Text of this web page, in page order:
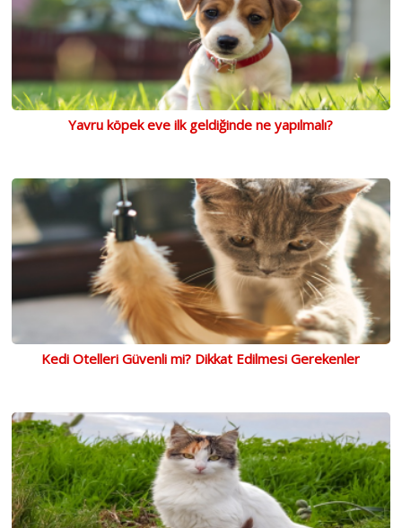
Yavru köpek eve ilk geldiğinde ne yapılmalı?
Kedi Otelleri Güvenli mi? Dikkat Edilmesi Gerekenler